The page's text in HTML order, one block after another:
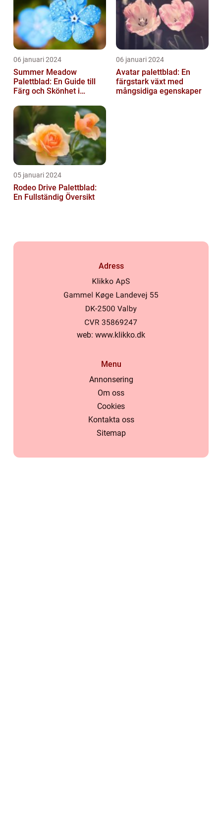
06 januari 2024
Summer Meadow
Palettblad: En Guide till
Färg och Skönhet i
06 januari 2024
Avatar palettblad: En
färgstark växt med
mångsidiga egenskaper
05 januari 2024
Rodeo Drive Palettblad:
En Fullständig Översikt
Adress
web: www.klikko.dk
Menu
Annonsering
Om oss
Cookies
Kontakta oss
Sitemap